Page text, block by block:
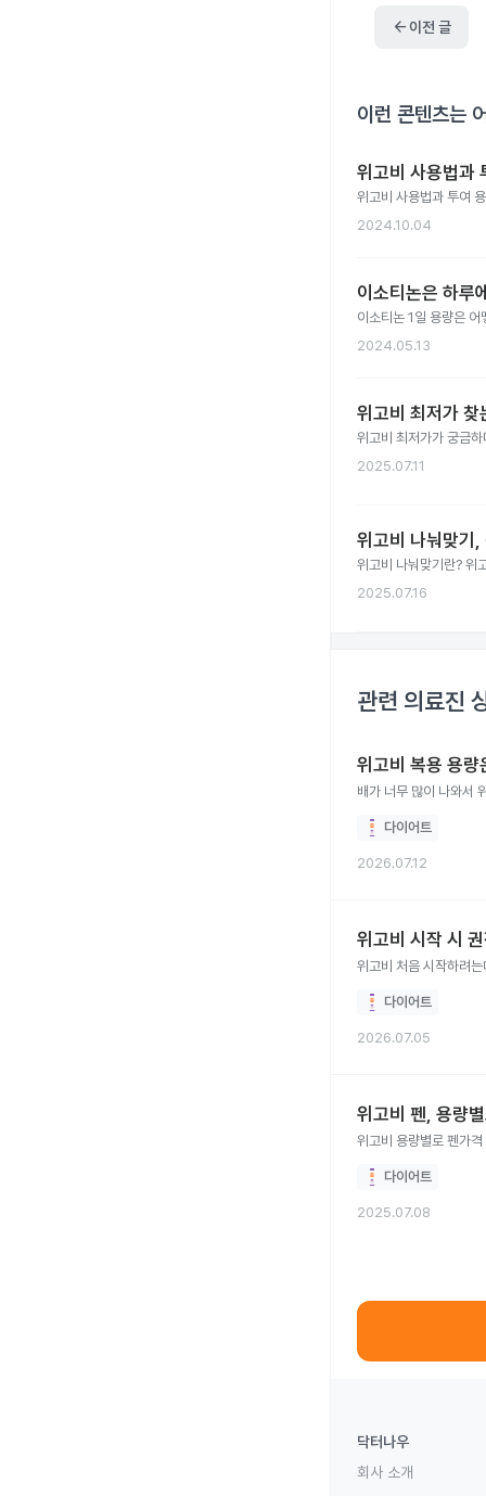
arrow_back이전 글
이런 콘텐츠는
위고비 사용법과
위고비 사용법과 투여
2024.10.04
이소티논은 하루
이소티논 1일 용량은 어
2024.05.13
위고비 최저가 찾
위고비 최저가가 궁금
2025.07.11
위고비 나눠맞기
위고비 나눠맞기란? 위
2025.07.16
관련 의료진
위고비 복용 용
배가 너무 많이 나와서
다이어트
2026.07.12
위고비 시작 시
위고비 처음 시작하려
다이어트
2026.07.05
위고비 펜, 용량
위고비 용량별로 펜가
다이어트
2025.07.08
닥터나우
회사 소개